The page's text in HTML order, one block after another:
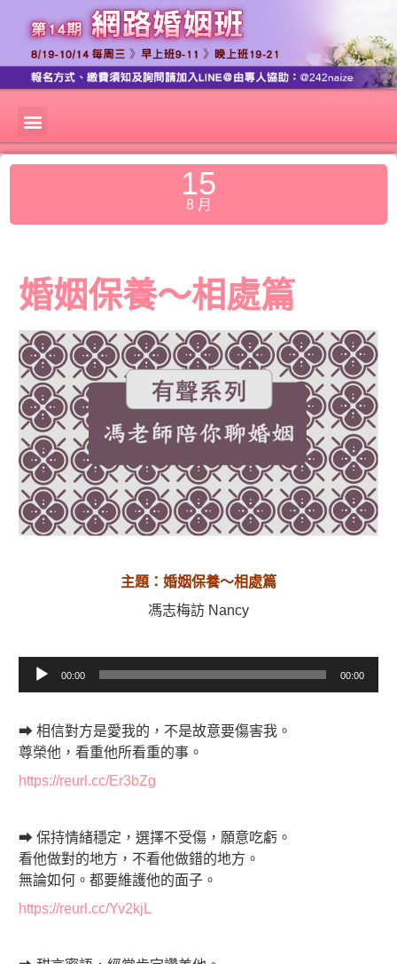
15
8 月
婚姻保養～相處篇
主題：婚姻保養～相處篇
馮志梅訪 Nancy
放
器
00:00 00:00
➡ 相信對方是愛我的，不是故意要傷害我。
尊榮他，看重他所看重的事。
https://reurl.cc/Er3bZg
➡ 保持情緒穩定，選擇不受傷，願意吃虧。
看他做對的地方，不看他做錯的地方。
無論如何。都要維護他的面子。
https://reurl.cc/Yv2kjL